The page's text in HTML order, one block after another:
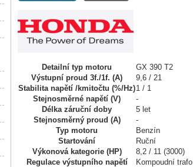
Detailní typ motoru
GX 390 T2
Výstupní proud 3f./1f. (A)
9,6 / 21
Stabilita napětí /kmitočtu (%/Hz)1 / 1
Stejnosměrné napětí (V)
-
Délka záruční doby
5 let
Stejnosměrný proud (A)
-
Typ motoru
Benzín
Startování
Ruční
Výkonová kategorie (HP)
8,2 / 11 (3000)
Regulace výstupního napětí
Kompoudní trafo